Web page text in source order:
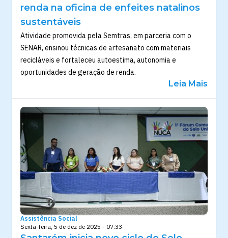
renda na oficina de enfeites natalinos
sustentáveis
Atividade promovida pela Semtras, em parceria com o
SENAR, ensinou técnicas de artesanato com materiais
recicláveis e fortaleceu autoestima, autonomia e
oportunidades de geração de renda.
Leia Mais
Assistência Social
Sexta-feira, 5 de dez de 2025 - 07:33